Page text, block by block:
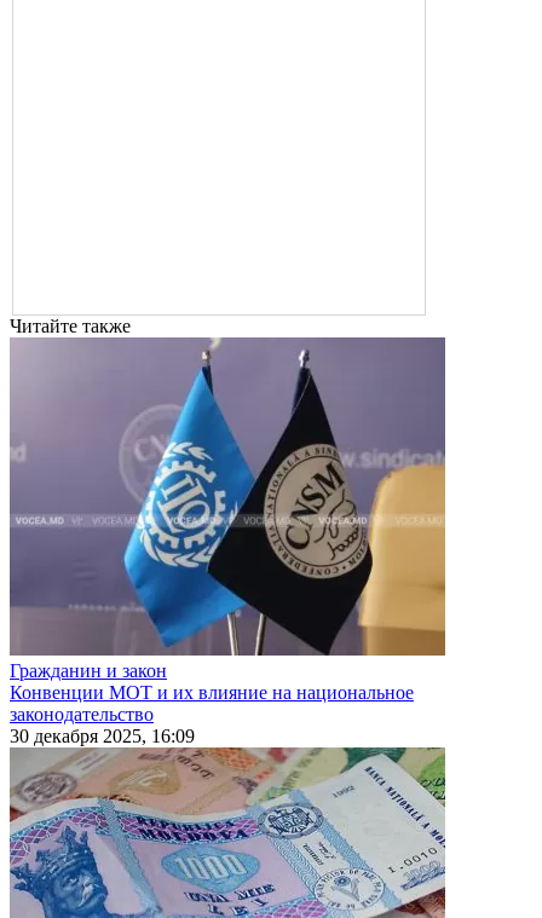
Читайте также
Гражданин и закон
Конвенции МОТ и их влияние на национальное
законодательство
30 декабря 2025, 16:09